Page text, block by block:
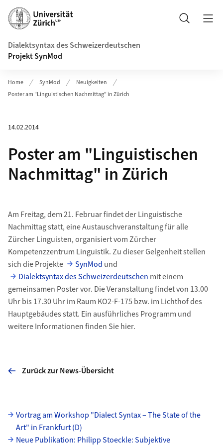
Header
Suche
Dialektsyntax des Schweizerdeutschen
Projekt SynMod
Home SynMod
Neuigkeiten
Poster am "Linguistischen Nachmittag" in Zürich
14.02.2014
Poster am "Linguistischen
Nachmittag" in Zürich
Am Freitag, dem 21. Februar findet der Linguistische
Nachmittag statt, eine Austauschveranstaltung für alle
Zürcher Linguisten, organisiert vom Zürcher
Kompetenzzentrum Linguistik. Zu dieser Gelgenheit stellen
sich die Projekte
SynMod und
Dialektsyntax des Schweizerdeutschen mit einem
gemeinsamen Poster vor. Die Veranstaltung findet von 13.00
Uhr bis 17.30 Uhr im Raum KO2-F-175 bzw. im Lichthof des
Hauptgebäudes statt. Ein ausführliches Programm und
weitere Informationen finden Sie hier.
Zurück zur News-Übersicht
Unterseiten
Vortrag am Workshop "Dialect Syntax – The State of the
Art" in Frankfurt (D)
Neue Publikation: Philipp Stoeckle: Subjektive